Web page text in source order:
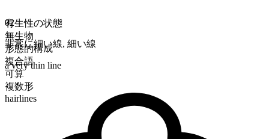
有生性の状態
無生物
形態的構成
複合語
可算
複数形
hairlines
02
非常に細い線, 細い線
a very thin line